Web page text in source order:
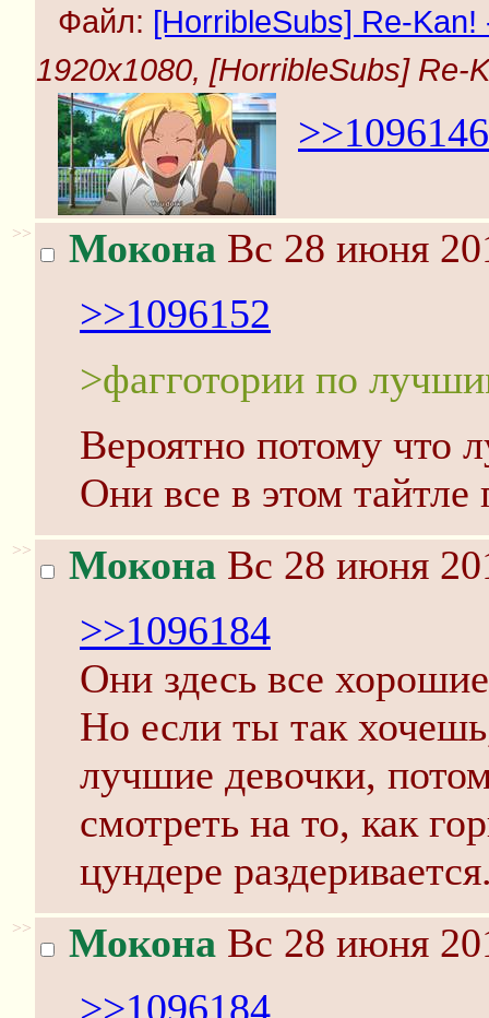
Файл: [HorribleSubs] Re-
1920x1080, [HorribleSubs] Re-
>>1096146
>> Мокона Вс 28 июня
>>1096152
>фагготории по
Вероятно потому что
Они все в этом тайтле
>> Мокона Вс 28 июня
>>1096184
Они здесь все
Но если ты так
лучшие девочки,
смотреть на то, как
цундере
>> Мокона Вс 28 июня
>>1096184